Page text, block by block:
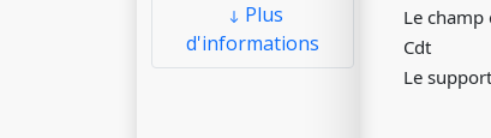
Plus
d'informations
Le champ
Cdt
Le support